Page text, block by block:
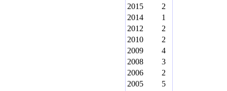
2015
2
2014
1
2012
2
2010
2
2009
4
2008
3
2006
2
2005
5